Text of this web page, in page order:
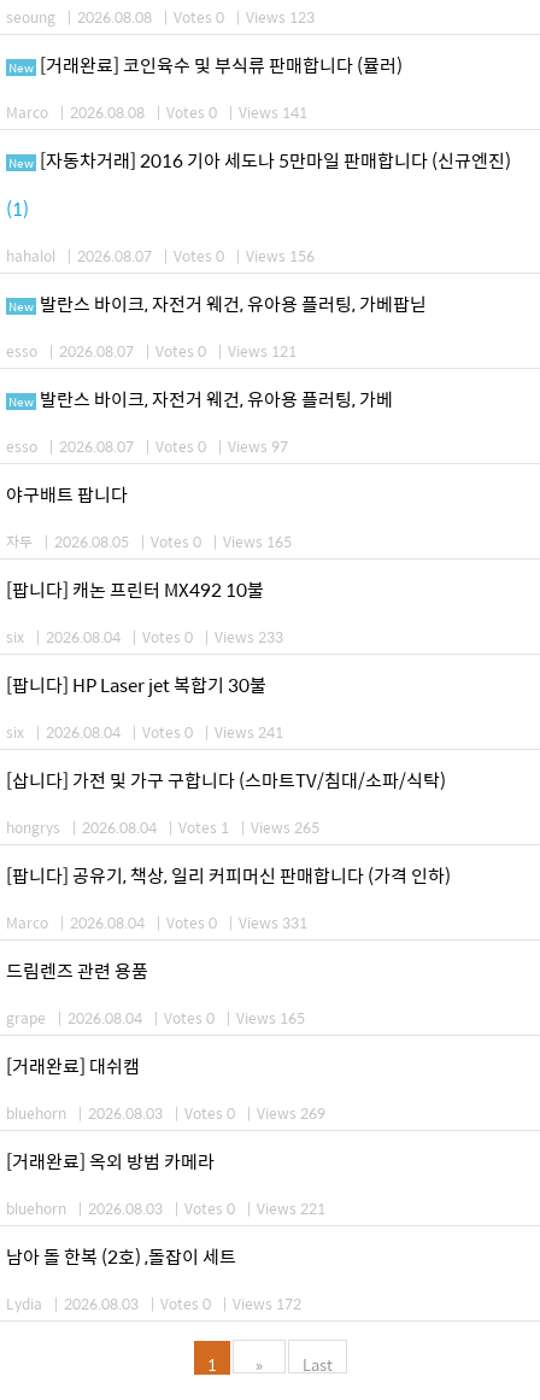
seoung | 2026.08.08 | Votes 0 | Views 123
New [거래완료] 코인육수 및 부식류 판매합니다 (뮬러)
Marco | 2026.08.08 | Votes 0 | Views 141
New [자동차거래] 2016 기아 세도나 5만마일 판매합니다 (신규엔진)
(1)
hahalol | 2026.08.07 | Votes 0 | Views 156
New 발란스 바이크, 자전거 웨건, 유아용 플러팅, 가베팝닏
esso | 2026.08.07 | Votes 0 | Views 121
New 발란스 바이크, 자전거 웨건, 유아용 플러팅, 가베
esso | 2026.08.07 | Votes 0 | Views 97
야구배트 팝니다
자두 | 2026.08.05 | Votes 0 | Views 165
[팝니다] 캐논 프린터 MX492 10불
six | 2026.08.04 | Votes 0 | Views 233
[팝니다] HP Laser jet 복합기 30불
six | 2026.08.04 | Votes 0 | Views 241
[삽니다] 가전 및 가구 구합니다 (스마트TV/침대/소파/식탁)
hongrys | 2026.08.04 | Votes 1 | Views 265
[팝니다] 공유기, 책상, 일리 커피머신 판매합니다 (가격 인하)
Marco | 2026.08.04 | Votes 0 | Views 331
드림렌즈 관련 용품
grape | 2026.08.04 | Votes 0 | Views 165
[거래완료] 대쉬캠
bluehorn | 2026.08.03 | Votes 0 | Views 269
[거래완료] 옥외 방범 카메라
bluehorn | 2026.08.03 | Votes 0 | Views 221
남아 돌 한복 (2호) ,돌잡이 세트
Lydia | 2026.08.03 | Votes 0 | Views 172
1 » Last